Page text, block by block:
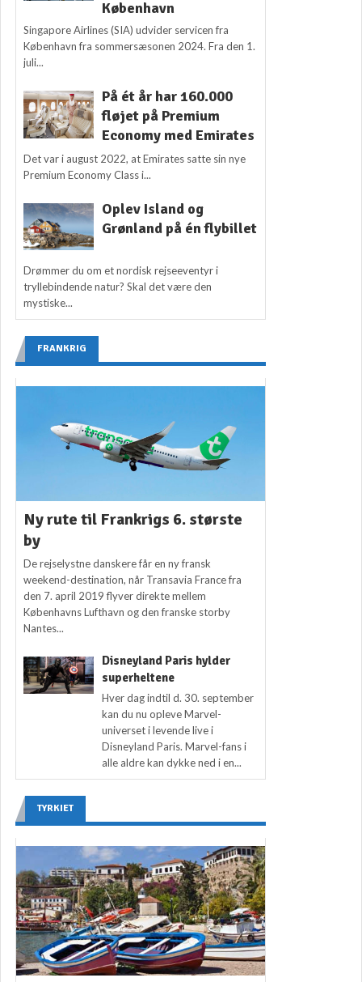
København
Singapore Airlines (SIA) udvider servicen fra
København fra sommersæsonen 2024. Fra den 1.
juli...
På ét år har 160.000
fløjet på Premium
Economy med Emirates
Det var i august 2022, at Emirates satte sin nye
Premium Economy Class i...
Oplev Island og
Grønland på én flybillet
Drømmer du om et nordisk rejseeventyr i
tryllebindende natur? Skal det være den
mystiske...
FRANKRIG
Ny rute til Frankrigs 6. største
by
De rejselystne danskere får en ny fransk
weekend-destination, når Transavia France fra
den 7. april 2019 flyver direkte mellem
Københavns Lufthavn og den franske storby
Nantes...
Disneyland Paris hylder
superheltene
Hver dag indtil d. 30. september
kan du nu opleve Marvel-
universet i levende live i
Disneyland Paris. Marvel-fans i
alle aldre kan dykke ned i en...
TYRKIET